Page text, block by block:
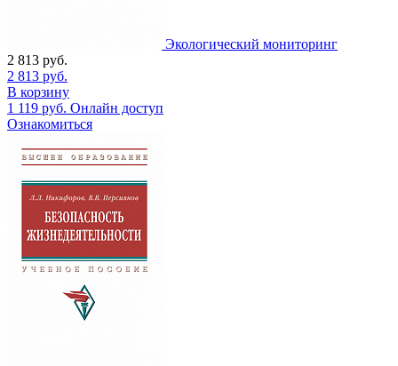
Экологический мониторинг
2 813 руб.
2 813 руб.
В корзину
1 119 руб. Онлайн доступ
Ознакомиться